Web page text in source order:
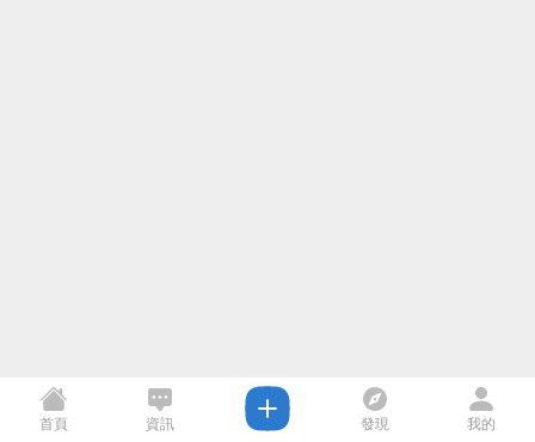
首頁 資訊 發現 我的